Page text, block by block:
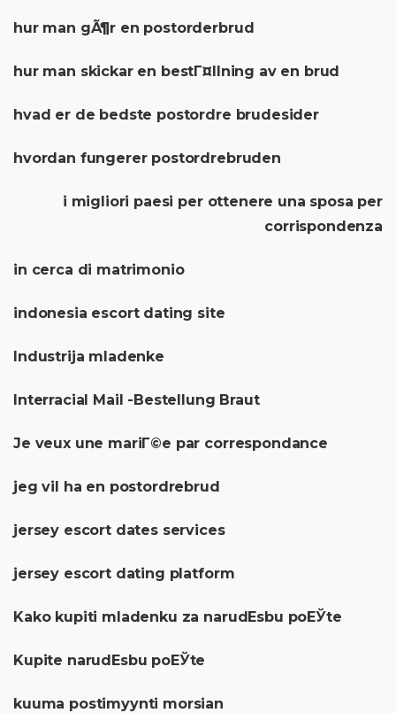
hur man gÃ¶r en postorderbrud
hur man skickar en bestГ¤llning av en brud
hvad er de bedste postordre brudesider
hvordan fungerer postordrebruden
i migliori paesi per ottenere una sposa per
corrispondenza
in cerca di matrimonio
indonesia escort dating site
Industrija mladenke
Interracial Mail -Bestellung Braut
Je veux une mariГ©e par correspondance
jeg vil ha en postordrebrud
jersey escort dates services
jersey escort dating platform
Kako kupiti mladenku za narudЕѕbu poЕЎte
Kupite narudЕѕbu poЕЎte
kuuma postimyynti morsian